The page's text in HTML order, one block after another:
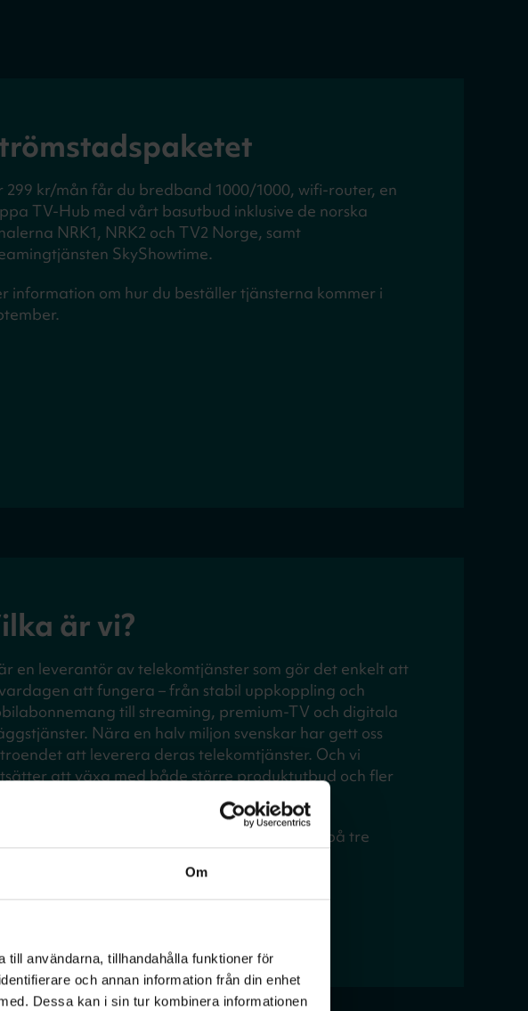
Om
till användarna, tillhandahålla funktioner för
och annan information från din enhet
Dessa kan i sin tur kombinera informationen
299 kr/mån får du bredband 1000/1000, wifi-router, en
TV-Hub med vårt basutbud inklusive de norska
NRK1, NRK2 och TV2 Norge, samt
SkyShowtime.
information om hur du beställer tjänsterna kommer i
är vi?
en leverantör av telekomtjänster som gör det enkelt att
att fungera – från stabil uppkoppling och
till streaming, premium-TV och digitala
Nära en halv miljon svenskar har gett oss
att leverera deras telekomtjänster. Och vi
att växa med både större produktutbud och fler
bygger våra kundvärden och vår verksamhet på tre